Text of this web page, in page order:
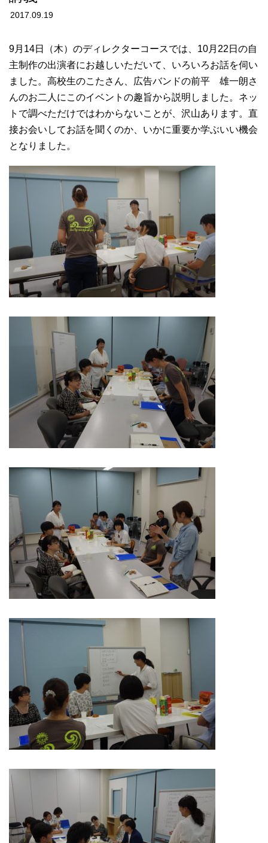
2017.09.19
9月14日（木）のディレクターコースでは、10月22日の自
主制作の出演者にお越しいただいて、いろいろお話を伺い
ました。高校生のこたさん、広告バンドの前平 雄一朗さ
んのお二人にこのイベントの趣旨から説明しました。ネッ
トで調べただけではわからないことが、沢山あります。直
接お会いしてお話を聞くのか、いかに重要か学ぶいい機会
となりました。